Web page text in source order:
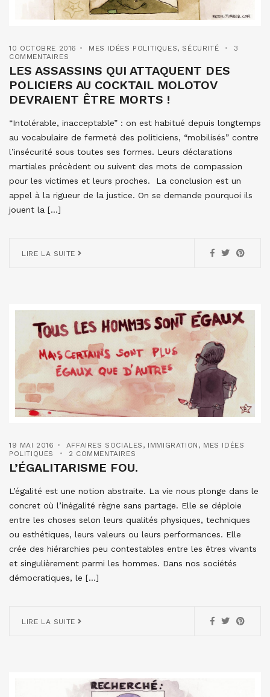
10 OCTOBRE 2016 MES IDÉES POLITIQUES, SÉCURITÉ
3
COMMENTAIRES
LES ASSASSINS QUI ATTAQUENT DES
POLICIERS AU COCKTAIL MOLOTOV
DEVRAIENT ÊTRE MORTS !
“Intolérable, inacceptable” : on est habitué depuis longtemps
au vocabulaire de fermeté des politiciens, “mobilisés” contre
l’insécurité sous toutes ses formes. Leurs déclarations
martiales précèdent ou suivent des mots de compassion
pour les victimes et leurs proches. La conclusion est un
appel à la rigueur de la justice. On se demande pourquoi ils
jouent la […]
LIRE LA SUITE
19 MAI 2016 AFFAIRES SOCIALES , IMMIGRATION , MES IDÉES
POLITIQUES
2 COMMENTAIRES
L’ÉGALITARISME FOU.
L’égalité est une notion abstraite. La vie nous plonge dans le
concret où l’inégalité règne sans partage. Elle se déploie
entre les choses selon leurs qualités physiques, techniques
ou esthétiques, leurs valeurs ou leurs performances. Elle
crée des hiérarchies peu contestables entre les êtres vivants
et singulièrement parmi les hommes. Dans nos sociétés
démocratiques, le […]
LIRE LA SUITE